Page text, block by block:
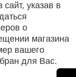
указав в
о
магазина
вашего
для Вас.